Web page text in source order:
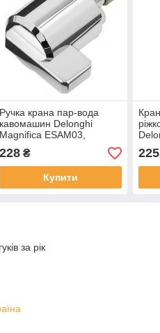
Ручка крана пар-вода
кавомашин Delonghi
Magnifica ESAM03,
228₴
Купити
225
за рік